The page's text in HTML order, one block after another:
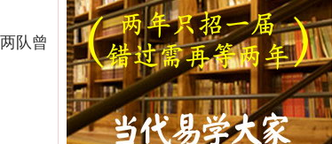
队曾